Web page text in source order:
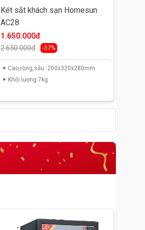
Két sắt khách sạn Homesun
AC28
1.650.000đ
2.650.000đ -37%
Cao,rộng,sâu: 200x320x280mm
Khối lượng:7kg